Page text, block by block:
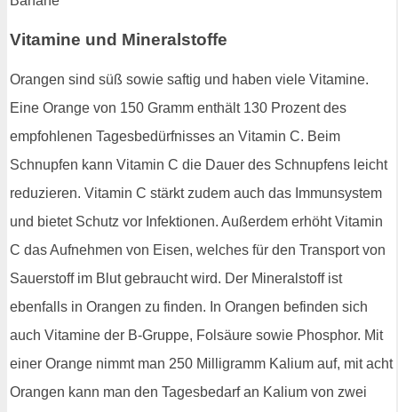
Vitamine und Mineralstoffe
Orangen sind süß sowie saftig und haben viele Vitamine.
Eine Orange von 150 Gramm enthält 130 Prozent des
empfohlenen Tagesbedürfnisses an Vitamin C. Beim
Schnupfen kann Vitamin C die Dauer des Schnupfens leicht
reduzieren. Vitamin C stärkt zudem auch das Immunsystem
und bietet Schutz vor Infektionen. Außerdem erhöht Vitamin
C das Aufnehmen von Eisen, welches für den Transport von
Sauerstoff im Blut gebraucht wird. Der Mineralstoff ist
ebenfalls in Orangen zu finden. In Orangen befinden sich
auch Vitamine der B-Gruppe, Folsäure sowie Phosphor. Mit
einer Orange nimmt man 250 Milligramm Kalium auf, mit acht
Orangen kann man den Tagesbedarf an Kalium von zwei